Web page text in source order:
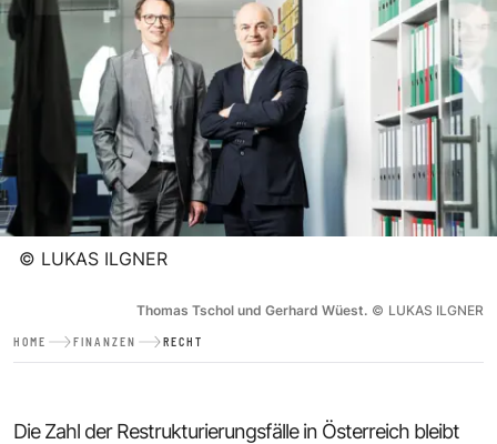
© LUKAS ILGNER
Thomas Tschol und Gerhard Wüest. © LUKAS ILGNER
HOME FINANZEN RECHT
Die Zahl der Restrukturierungsfälle in Österreich bleibt